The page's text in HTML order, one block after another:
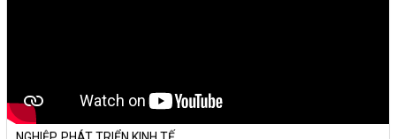
PHÁT HUY VAI TRÒ CỦA PHỤ NỮ TRONG SÁNG TẠO KHỞI
NGHIỆP, PHÁT TRIỂN KINH TẾ